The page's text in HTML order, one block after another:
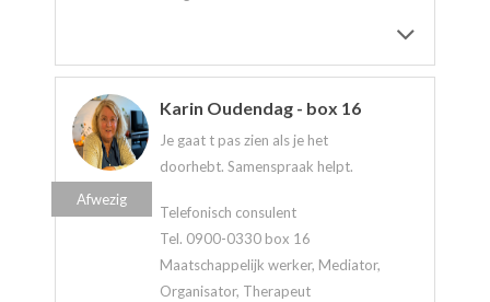
Karin Oudendag - box 16
Je gaat t pas zien als je het
doorhebt. Samenspraak helpt.
Telefonisch consulent
Tel. 0900-0330 box 16
Maatschappelijk werker, Mediator,
Organisator, Therapeut
Afwezig